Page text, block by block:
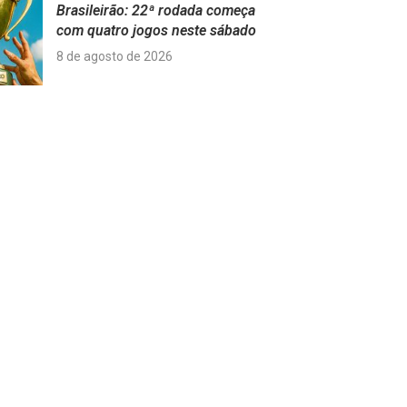
Brasileirão: 22ª rodada começa
com quatro jogos neste sábado
8 de agosto de 2026